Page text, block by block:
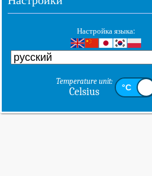
Настройка языка:
Temperature unit:
Celsius